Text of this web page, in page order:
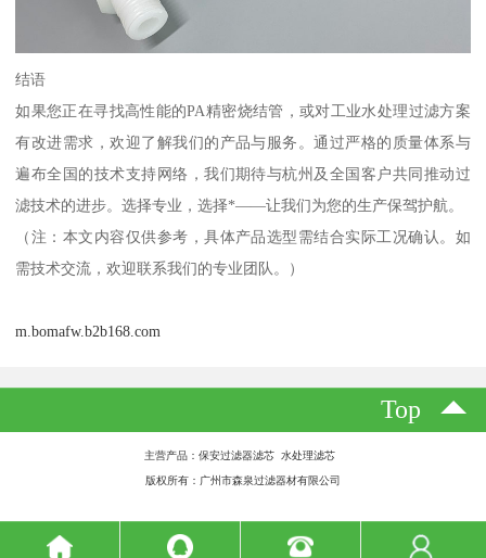
结语
如果您正在寻找高性能的PA精密烧结管，或对工业水处理过滤方案
有改进需求，欢迎了解我们的产品与服务。通过严格的质量体系与
遍布全国的技术支持网络，我们期待与杭州及全国客户共同推动过
滤技术的进步。选择专业，选择*——让我们为您的生产保驾护航。
（注：本文内容仅供参考，具体产品选型需结合实际工况确认。如
需技术交流，欢迎联系我们的专业团队。）
m.bomafw.b2b168.com
Top
主营产品：保安过滤器滤芯 水处理滤芯
版权所有：广州市森泉过滤器材有限公司